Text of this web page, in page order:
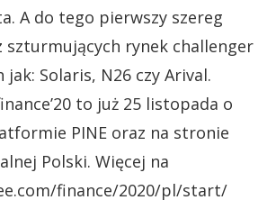
A do tego pierwszy szereg
szturmujących rynek challenger
Solaris, N26 czy Arival.
to już 25 listopada o
PINE oraz na stronie
Polski. Więcej na
finance/2020/pl/start/